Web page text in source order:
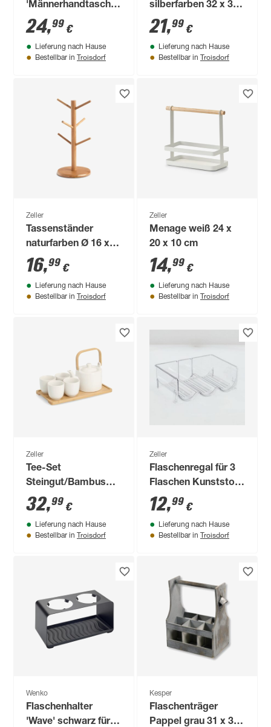
'Männerhandtasche'
geflammt 25 x 32 x
16,8 cm
24,99 €
Lieferung nach Hause
Bestellbar in Troisdorf
silberfarben 32 x 31
x 22 cm
21,99 €
Lieferung nach Hause
Bestellbar in Troisdorf
Zeller
Tassenständer
naturfarben Ø 16 x
34 cm
16,99 €
Lieferung nach Hause
Bestellbar in Troisdorf
Zeller
Menage weiß 24 x
20 x 10 cm
14,99 €
Lieferung nach Hause
Bestellbar in Troisdorf
Zeller
Tee-Set
Steingut/Bambus
weiß 6-teilig 33,5 x
14 x 17 cm
32,99 €
Lieferung nach Hause
Bestellbar in Troisdorf
Zeller
Flaschenregal für 3
Flaschen Kunststoff
28,5 x 10 x 20 cm
12,99 €
Lieferung nach Hause
Bestellbar in Troisdorf
Wenko
Flaschenhalter
'Wave' schwarz für 2
Kesper
Flaschenträger
Pappel grau 31 x 35